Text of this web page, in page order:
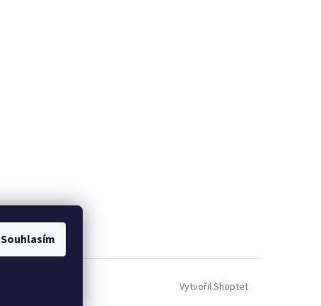
Souhlasím
Vytvořil Shoptet